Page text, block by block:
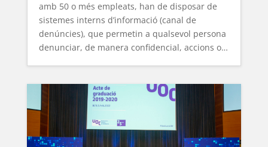
amb 50 o més empleats, han de disposar de
sistemes interns d’informació (canal de
denúncies), que permetin a qualsevol persona
denunciar, de manera confidencial, accions o…